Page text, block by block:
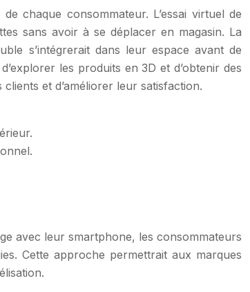
chaque consommateur. L’essai virtuel de
sans avoir à se déplacer en magasin. La
s’intégrerait dans leur espace avant de
les produits en 3D et d’obtenir des
et d’améliorer leur satisfaction.
avec leur smartphone, les consommateurs
Cette approche permettrait aux marques